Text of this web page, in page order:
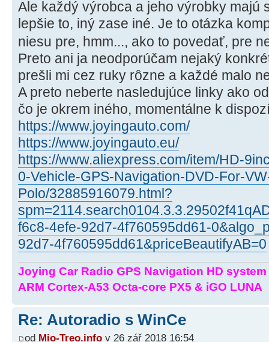
Ale každý výrobca a jeho výrobky majú
lepšie to, iný zase iné. Je to otázka
niesu pre, hmm..., ako to povedať, pre
Preto ani ja neodporúčam nejaký
prešli mi cez ruky rôzne a každé malo
A preto neberte nasledujúce linky ako
čo je okrem iného, momentálne k
https://www.joyingauto.com/
https://www.joyingauto.eu/
https://www.aliexpress.com/item/HD-
0-Vehicle-GPS-Navigation-DVD-For-
Polo/32885916079.html?
f6c8-4efe-92d7-4f760595dd61-
92d7-4f760595dd61&priceBeautifyAB=0
Joying Car Radio GPS Navigation HD
ARM Cortex-A53 Octa-core PX5 & iGO LUNA
Re: Autoradio s WinCe
od Mio-Treo.info v 26 zář 2018 16:54